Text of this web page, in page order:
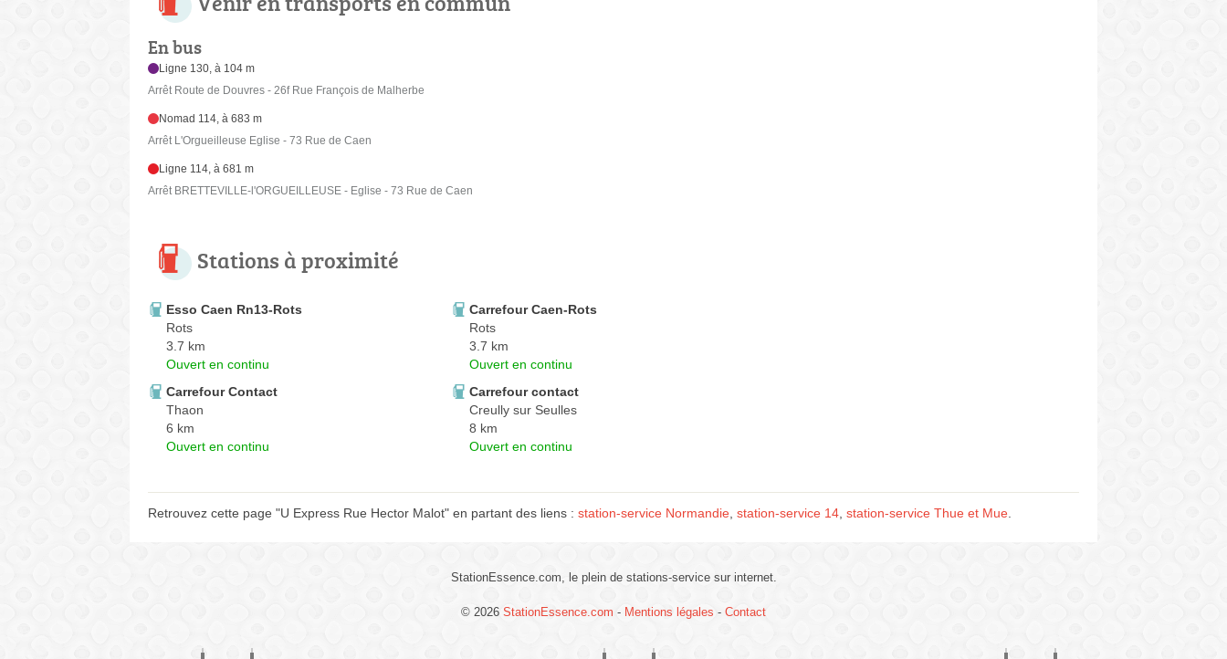
En bus
Ligne 130, à 104 m
Arrêt Route de Douvres - 26f Rue François de Malherbe
Nomad 114, à 683 m
Arrêt L'Orgueilleuse Eglise - 73 Rue de Caen
Ligne 114, à 681 m
Arrêt BRETTEVILLE-l'ORGUEILLEUSE - Eglise - 73 Rue de Caen
Stations à proximité
Esso Caen Rn13-Rots
Rots
3.7 km
Ouvert en continu
Carrefour Caen-Rots
Rots
3.7 km
Ouvert en continu
Carrefour Contact
Thaon
6 km
Ouvert en continu
Carrefour contact
Creully sur Seulles
8 km
Ouvert en continu
Retrouvez cette page "U Express Rue Hector Malot" en partant des liens : station-service Normandie, station-service 14, station-service Thue et Mue.
StationEssence.com, le plein de stations-service sur internet.
© 2026 StationEssence.com - Mentions légales - Contact